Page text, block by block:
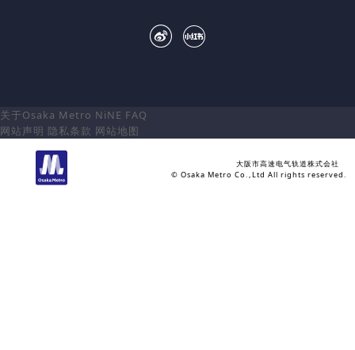
关于Osaka Metro NiNE FAQ
网站声明 隐私条款 网站地图
大阪市高速电气轨道株式会社
© Osaka Metro Co.,Ltd All rights reserved.